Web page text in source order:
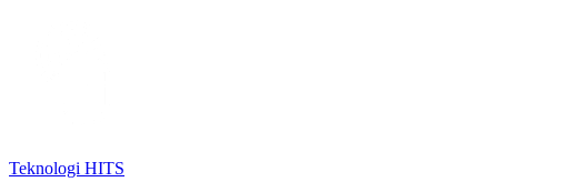
Teknologi HITS